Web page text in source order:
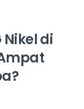
Nikel di